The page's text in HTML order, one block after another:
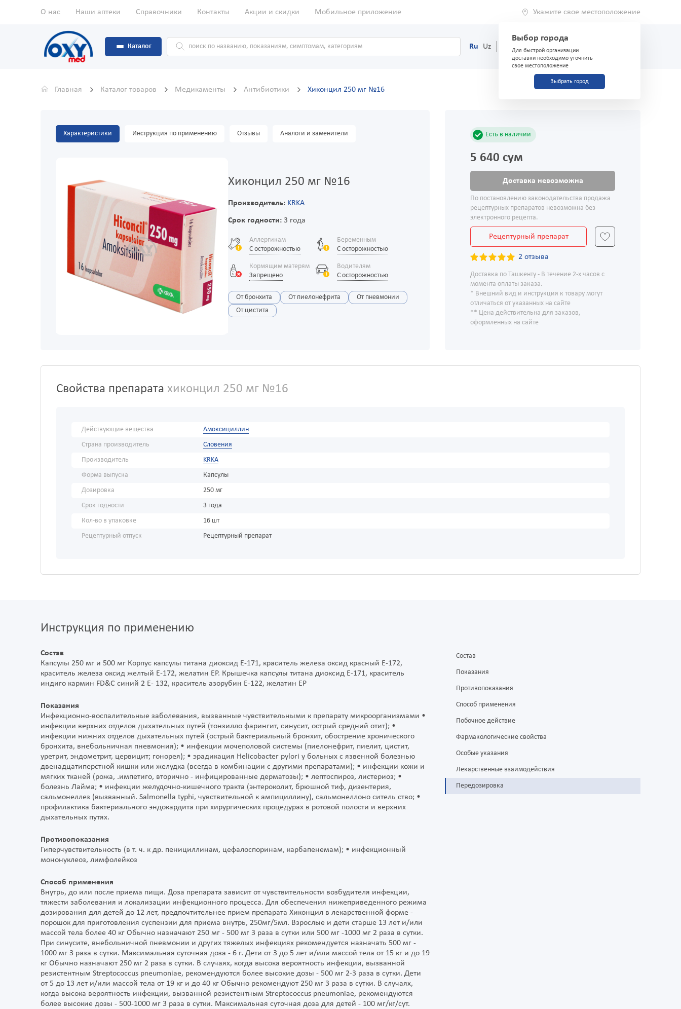
О нас Наши аптеки Справочники Контакты Акции и скидки Мобильное приложение Укажите свое местоположение
Выбор города
Для быстрой организации
доставки необходимо уточнить
свое местоположение
Выбрать город
Каталог Ru Uz (71) 200-03-03
Главная Каталог товаров Медикаменты Антибиотики Хиконцил 250 мг №16
Характеристики Инструкция по применению Отзывы Аналоги и заменители
Хиконцил 250 мг №16
Производитель: KRKA
Срок годности:3 года
Аллергикам
С осторожностью
Беременным
С осторожностью
Кормящим матерям
Запрещено
Водителям
С осторожностью
От бронхита От пиелонефрита
От пневмонии
От цистита
Есть в наличии
5 640 сум
Доставка невозможна
По постановлению законодательства продажа
рецептурных препаратов невозможна без
электронного рецепта.
Рецептурный препарат
2 отзыва
Доставка по Ташкенту - В течение 2-х часов с
момента оплаты заказа.
* Внешний вид и инструкция к товару могут
отличаться от указанных на сайте
** Цена действительна для заказов,
оформленных на сайте
Свойства препарата хиконцил 250 мг №16
Действующие вещества
Амоксициллин
Страна производитель
Словения
Производитель
KRKA
Форма выпуска
Капсулы
Дозировка
250 мг
Срок годности
3 года
Кол-во в упаковке
16 шт
Рецептурный отпуск
Рецептурный препарат
Инструкция по применению
Состав
Капсулы 250 мг и 500 мг Корпус капсулы титана диоксид Е-171, краситель железа оксид красный Е-172,
краситель железа оксид желтый Е-172, желатин ЕР. Крышечка капсулы титана диоксид Е-171, краситель
индиго кармин FD&C синий 2 Е- 132, краситель азорубин Е-122, желатин ЕР
Показания
Инфекционно-воспалительные заболевания, вызванные чувствительными к препарату микроорганизмами •
инфекции верхних отделов дыхательных путей (тонзилло фарингит, синусит, острый средний отит); •
инфекции нижних отделов дыхательных путей (острый бактериальный бронхит, обострение хронического
бронхита, внебольничная пневмония); • инфекции мочеполовой системы (пиелонефрит, пиелит, цистит,
уретрит, эндометрит, цервицит; гонорея); • эрадикация Helicobacter pylori у больных с язвенной болезнью
двенадцатиперстной кишки или желудка (всегда в комбинации с другими препаратами); • инфекции кожи и
мягких тканей (рожа, .импетиго, вторично - инфицированные дерматозы); • лептоспироз, листериоз; •
болезнь Лайма; • инфекции желудочно-кишечного тракта (энтероколит, брюшной тиф, дизентерия,
сальмонеллез (вызванный. Salmonella typhi, чувствительной к ампициллину), сальмонеллоно ситель ство; •
профилактика бактериального эндокардита при хирургических процедурах в ротовой полости и верхних
дыхательных путях.
Противопоказания
Гиперчувствительность (в т. ч. к др. пенициллинам, цефалоспоринам, карбапенемам); • инфекционный
мононуклеоз, лимфолейкоз
Способ применения
Внутрь, до или после приема пищи. Доза препарата зависит от чувствительности возбудителя инфекции,
тяжести заболевания и локализации инфекционного процесса. Для обеспечения нижеприведенного режима
дозирования для детей до 12 лет, предпочтительнее прием препарата Хиконцил в лекарственной форме -
порошок для приготовления суспензии для приема внутрь, 250мг/5мл. Взрослые и дети старше 13 лет и/или
массой тела более 40 кг Обычно назначают 250 мг - 500 мг 3 раза в сутки или 500 мг -1000 мг 2 раза в сутки.
При синусите, внебольничной пневмонии и других тяжелых инфекциях рекомендуется назначать 500 мг -
1000 мг 3 раза в сутки. Максимальная суточная доза - 6 г. Дети от 3 до 5 лет и/или массой тела от 15 кг и до 19
кг Обычно назначают 250 мг 2 раза в сутки. В случаях, когда высока вероятность инфекции, вызванной
резистентным Streptococcus pneumoniae, рекомендуются более высокие дозы - 500 мг 2-3 раза в сутки. Дети
от 5 до 13 лет и/или массой тела от 19 кг и до 40 кг Обычно рекомендуют 250 мг 3 раза в сутки. В случаях,
когда высока вероятность инфекции, вызванной резистентным Streptococcus pneumoniae, рекомендуются
более высокие дозы - 500-1000 мг 3 раза в сутки. Максимальная суточная доза для детей - 100 мг/кг/сут.
Состав
Показания
Противопоказания
Способ применения
Побочное действие
Фармакологические свойства
Особые указания
Лекарственные взаимодействия
Передозировка